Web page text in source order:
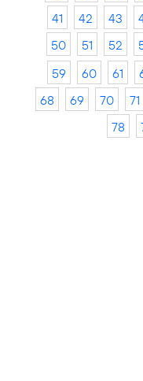
41
42 43
50
51 52
59
60 61
68
69 70 71
78